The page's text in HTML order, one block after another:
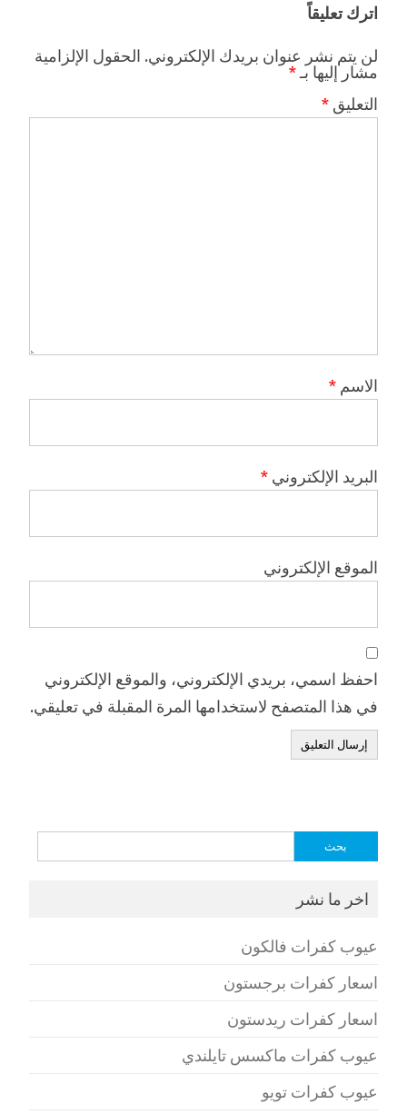
اترك تعليقاً
لن يتم نشر عنوان بريدك الإلكتروني. الحقول الإلزامية
مشار إليها بـ *
التعليق *
الاسم *
البريد الإلكتروني *
الموقع الإلكتروني
احفظ اسمي، بريدي الإلكتروني، والموقع الإلكتروني
في هذا المتصفح لاستخدامها المرة المقبلة في تعليقي.
اخر ما نشر
عيوب كفرات فالكون
اسعار كفرات برجستون
اسعار كفرات ريدستون
عيوب كفرات ماكسس تايلندي
عيوب كفرات تويو